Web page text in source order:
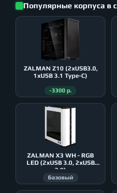
Популярные корпуса в
ZALMAN Z10 (2xUSB3.0,
1xUSB 3.1 Type-C)
-3300 р.
ZALMAN X3 WH - RGB
LED (2xUSB 3.0, 2xUSB
2.0)
Базовый